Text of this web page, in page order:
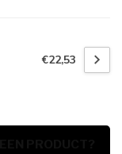
€22,53